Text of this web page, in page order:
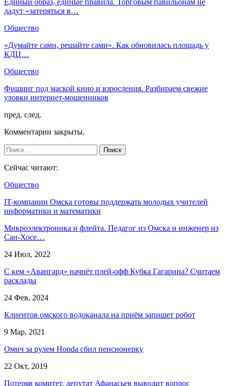
дадут «затеряться в…
Общество
«Думайте сами, решайте сами». Как обновилась площадь у
КДЦ…
Общество
Фишинг под маской кино и взросления. Разбираем свежие
уловки интернет-мошенников
пред. след.
Комментарии закрыты.
Сейчас читают:
Общество
IT-компании Омска готовы поддержать молодых учителей
информатики и математики
Микроэлектроника и флейта. Педагог из Омска и инженер из
Сан-Хосе…
24 Июл, 2022
С кем «Авангард» начнёт плей-офф Кубка Гагарина? Считаем
расклады
24 Фев, 2024
Клиентов омского водоканала на приём запишет робот
9 Мар, 2021
Омич за рулем Honda сбил пенсионерку
22 Окт, 2019
Потеряв комитет, депутат Афанасьев выводит вопрос